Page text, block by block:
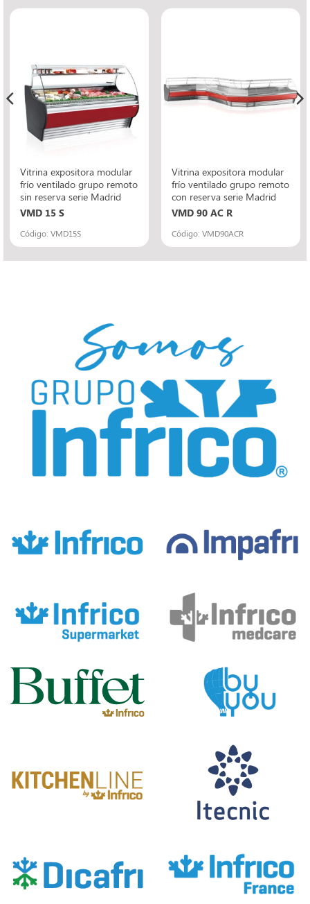
Vitrina expositora modular
frío ventilado grupo remoto
sin reserva serie Madrid
VMD 15 S
Código: VMD15S
Vitrina expositora modular
frío ventilado grupo remoto
con reserva serie Madrid
VMD 90 AC R
Código: VMD90ACR